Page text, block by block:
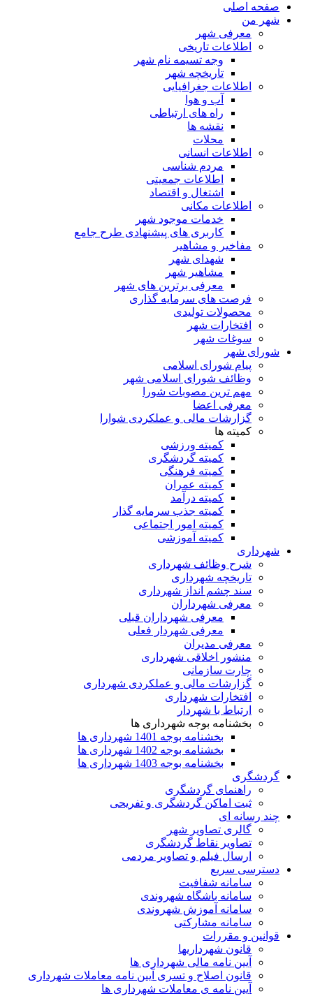
صفحه اصلی
شهر من
معرفی شهر
اطلاعات تاریخی
وجه تسیمه نام شهر
تاریخچه شهر
اطلاعات جغرافیایی
آب و هوا
راه های ارتباطی
نقشه ها
محلات
اطلاعات انسانی
مردم شناسی
اطلاعات جمعیتی
اشتغال و اقتصاد
اطلاعات مکانی
خدمات موجود شهر
کاربری های پیشنهادی طرح جامع
مفاخیر و مشاهیر
شهدای شهر
مشاهیر شهر
معرفی برترین های شهر
فرصت های سرمایه گذاری
محصولات تولیدی
افتخارات شهر
سوغات شهر
شورای شهر
پیام شورای اسلامی
وظائف شورای اسلامی شهر
مهم ترین مصوبات شورا
معرفی اعضا
گزارشات مالی و عملکردی شوارا
کمیته ها
کمیته ورزشی
کمیته گردشگری
کمیته فرهنگی
کمیته عمران
کمیته درآمد
کمیته جذب سرمایه گذار
کمیته امور اجتماعی
کمیته آموزشی
شهرداری
شرح وظائف شهرداری
تاریخچه شهرداری
سند چشم انداز شهرداری
معرفی شهرداران
معرفی شهرداران قبلی
معرفی شهردار فعلی
معرفی مدیران
منشور اخلاقی شهرداری
چارت سازمانی
گزارشات مالی و عملکردی شهرداری
افتخارات شهرداری
ارتباط با شهردار
بخشنامه بوجه شهرداری ها
بخشنامه بوجه 1401 شهرداری ها
بخشنامه بوجه 1402 شهرداری ها
بخشنامه بوجه 1403 شهرداری ها
گردشگری
راهنمای گردشگری
ثبت اماکن گردشگری و تفریحی
چند رسانه ای
گالری تصاویر شهر
تصاویر نقاط گردشگری
ارسال فیلم و تصاویر مردمی
دسترسی سریع
سامانه شفافیت
سامانه باشگاه شهروندی
سامانه آموزش شهروندی
سامانه مشارکتی
قوانین و مقررات
قانون شهرداریها
آیین نامه مالی شهرداری ها
قانون اصلاح و تسری آیین نامه معاملات شهرداری
آیین نامه ی معاملات شهرداری ها